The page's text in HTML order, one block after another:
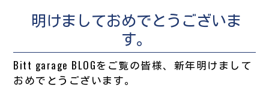
明けましておめでとうございま
す。
Bitt garage BLOGをご覧の皆様、新年明けまして
おめでとうございます。